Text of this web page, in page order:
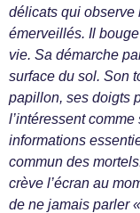
délicats qui observe
émerveillés. Il
vie. Sa démarche
surface du sol. Son
papillon, ses doigts
l’intéressent
informations
commun des
crève l’écran au
de ne jamais parler